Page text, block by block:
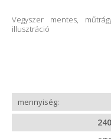
Vegyszer mentes,
illusztráció